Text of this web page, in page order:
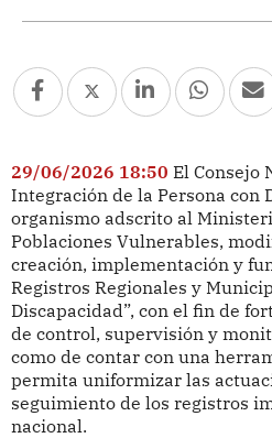
29/06/2026 18:50 El Consejo
Integración de la Persona con
organismo adscrito al
Poblaciones Vulnerables,
creación, implementación y
Registros Regionales y
Discapacidad”, con el fin de
de control, supervisión y
como de contar con una
permita uniformizar las
seguimiento de los registros
nacional.